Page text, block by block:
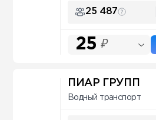
25 487
25 ₽
ПИАР ГРУПП
Водный транспорт